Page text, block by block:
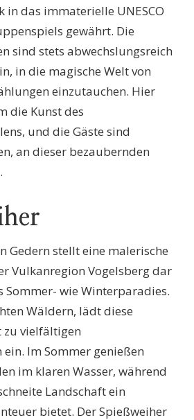
in das immaterielle UNESCO
gewährt. Die
sind stets abwechslungsreich
in die magische Welt von
einzutauchen. Hier
die Kunst des
und die Gäste sind
an dieser bezaubernden
Gedern stellt eine malerische
Vulkanregion Vogelsberg dar
Sommer- wie Winterparadies.
Wäldern, lädt diese
zu vielfältigen
Im Sommer genießen
im klaren Wasser, während
Landschaft ein
bietet. Der Spießweiher